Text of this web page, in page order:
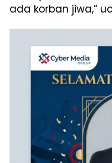
ada korban jiwa,”